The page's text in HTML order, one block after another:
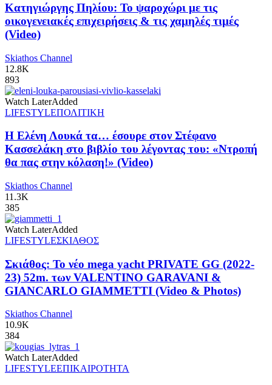
Κατηγιώργης Πηλίου: Το ψαροχώρι με τις
οικογενειακές επιχειρήσεις & τις χαμηλές τιμές
(Video)
Skiathos Channel
12.8K
893
Watch LaterAdded
LIFESTYLEΠΟΛΙΤΙΚΗ
Η Ελένη Λουκά τα… έσουρε στον Στέφανο
Κασσελάκη στο βιβλίο του λέγοντας του: «Ντροπή
θα πας στην κόλαση!» (Video)
Skiathos Channel
11.3K
385
Watch LaterAdded
LIFESTYLEΣΚΙΑΘΟΣ
Σκιάθος: Το νέο mega yacht PRIVATE GG (2022-
23) 52m. των VALENTINO GARAVANI &
GIANCARLO GIAMMETTI (Video & Photos)
Skiathos Channel
10.9K
384
Watch LaterAdded
LIFESTYLEΕΠΙΚΑΙΡΟΤΗΤΑ